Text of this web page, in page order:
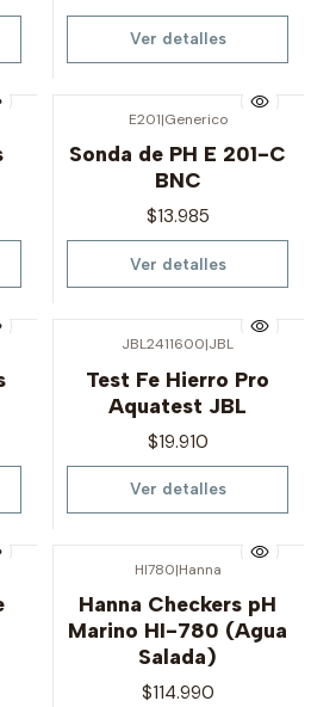
Ver detalles
E201|Generico
Sonda de PH E 201-C
BNC
$13.985
Ver detalles
JBL2411600|JBL
Test Fe Hierro Pro
Aquatest JBL
$19.910
Ver detalles
HI780|Hanna
Hanna Checkers pH
Marino HI-780 (Agua
Salada)
$114.990